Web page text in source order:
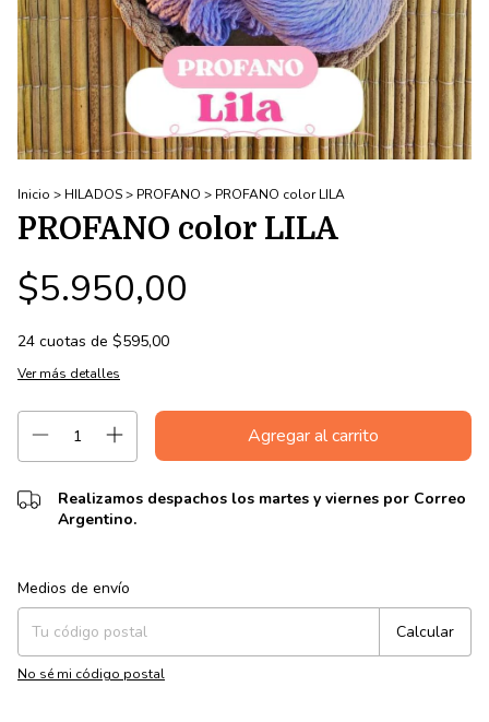
Inicio > HILADOS> PROFANO > PROFANO color LILA
PROFANO color LILA
$5.950,00
24 cuotas de $595,00
Ver más detalles
Realizamos despachos los martes y viernes por Correo
Argentino.
Entregas para el CP:
Medios de envío
Calcular
No sé mi código postal